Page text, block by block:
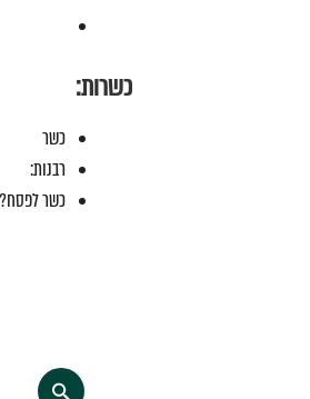
כשרות:
כשר
רבנות:
כשר